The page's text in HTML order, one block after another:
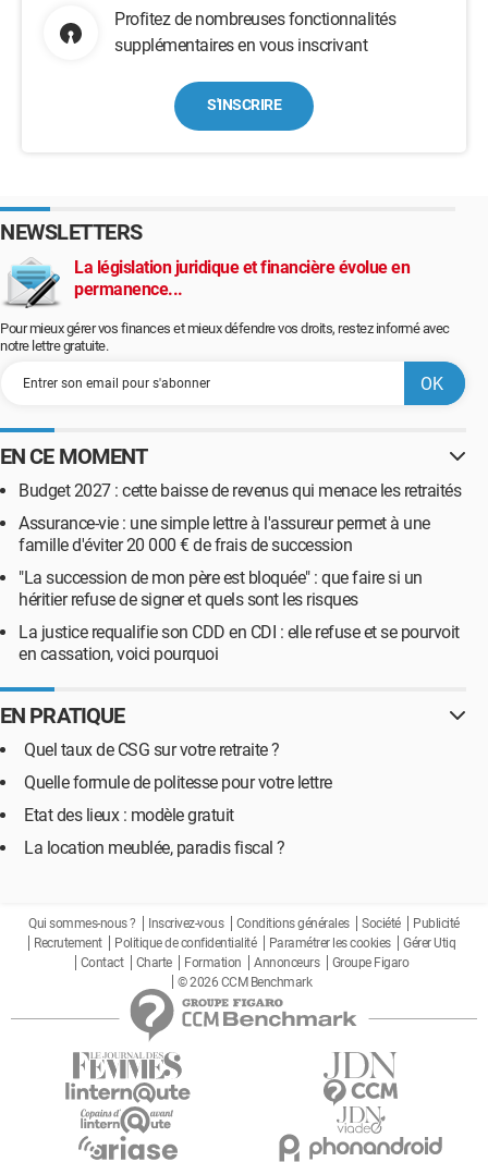
Profitez de nombreuses fonctionnalités
supplémentaires en vous inscrivant
S'INSCRIRE
NEWSLETTERS
La législation juridique et financière évolue en
permanence...
Pour mieux gérer vos finances et mieux défendre vos droits, restez informé avec
notre lettre gratuite.
EN CE MOMENT
Budget 2027 : cette baisse de revenus qui menace les retraités
Assurance-vie : une simple lettre à l'assureur permet à une
famille d'éviter 20 000 € de frais de succession
"La succession de mon père est bloquée" : que faire si un
héritier refuse de signer et quels sont les risques
La justice requalifie son CDD en CDI : elle refuse et se pourvoit
en cassation, voici pourquoi
EN PRATIQUE
Quel taux de CSG sur votre retraite ?
Quelle formule de politesse pour votre lettre
Etat des lieux : modèle gratuit
La location meublée, paradis fiscal ?
Qui sommes-nous ? Inscrivez-vous Conditions générales Société
Publicité
Recrutement
Politique de confidentialité Paramétrer les cookies
Gérer Utiq
Contact
Charte Formation Annonceurs
Groupe Figaro
© 2026 CCM Benchmark